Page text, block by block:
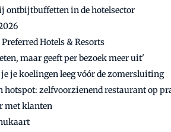
ontbijtbuffetten in de hotelsector
Hotels & Resorts
maar geeft per bezoek meer uit'
je koelingen leeg vóór de zomersluiting
hotspot: zelfvoorzienend restaurant op
met klanten